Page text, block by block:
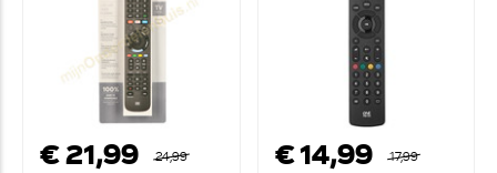
€ 21,99
24,99
€ 14,99
17,99